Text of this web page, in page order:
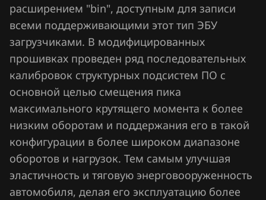
Genesis
GMC
Great Wall
Groz
Haima
Haval
Hawtai
Honda
Siemens Sim2k-261
Siemens Simk41, 43
Siemens Simk41, 43 immo off
Siemens Simk47
расширением "bin", доступным для записи
всеми поддерживающими этот тип ЭБУ
загрузчиками. В модифицированных
прошивках проведен ряд последовательных
калибровок структурных подсистем ПО с
основной целью смещения пика
максимального крутящего момента к более
низким оборотам и поддержания его в такой
конфигурации в более широком диапазоне
оборотов и нагрузок. Тем самым улучшая
эластичность и тяговую энерговооруженность
автомобиля, делая его эксплуатацию более